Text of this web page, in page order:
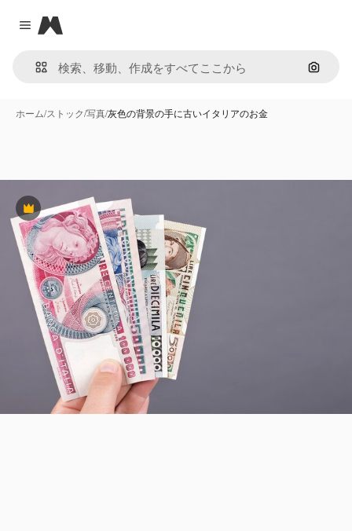
Close menu
Magnific
画像で
ホーム/ストック/写真/灰色の背景の手に古いイタリアのお金
Premium